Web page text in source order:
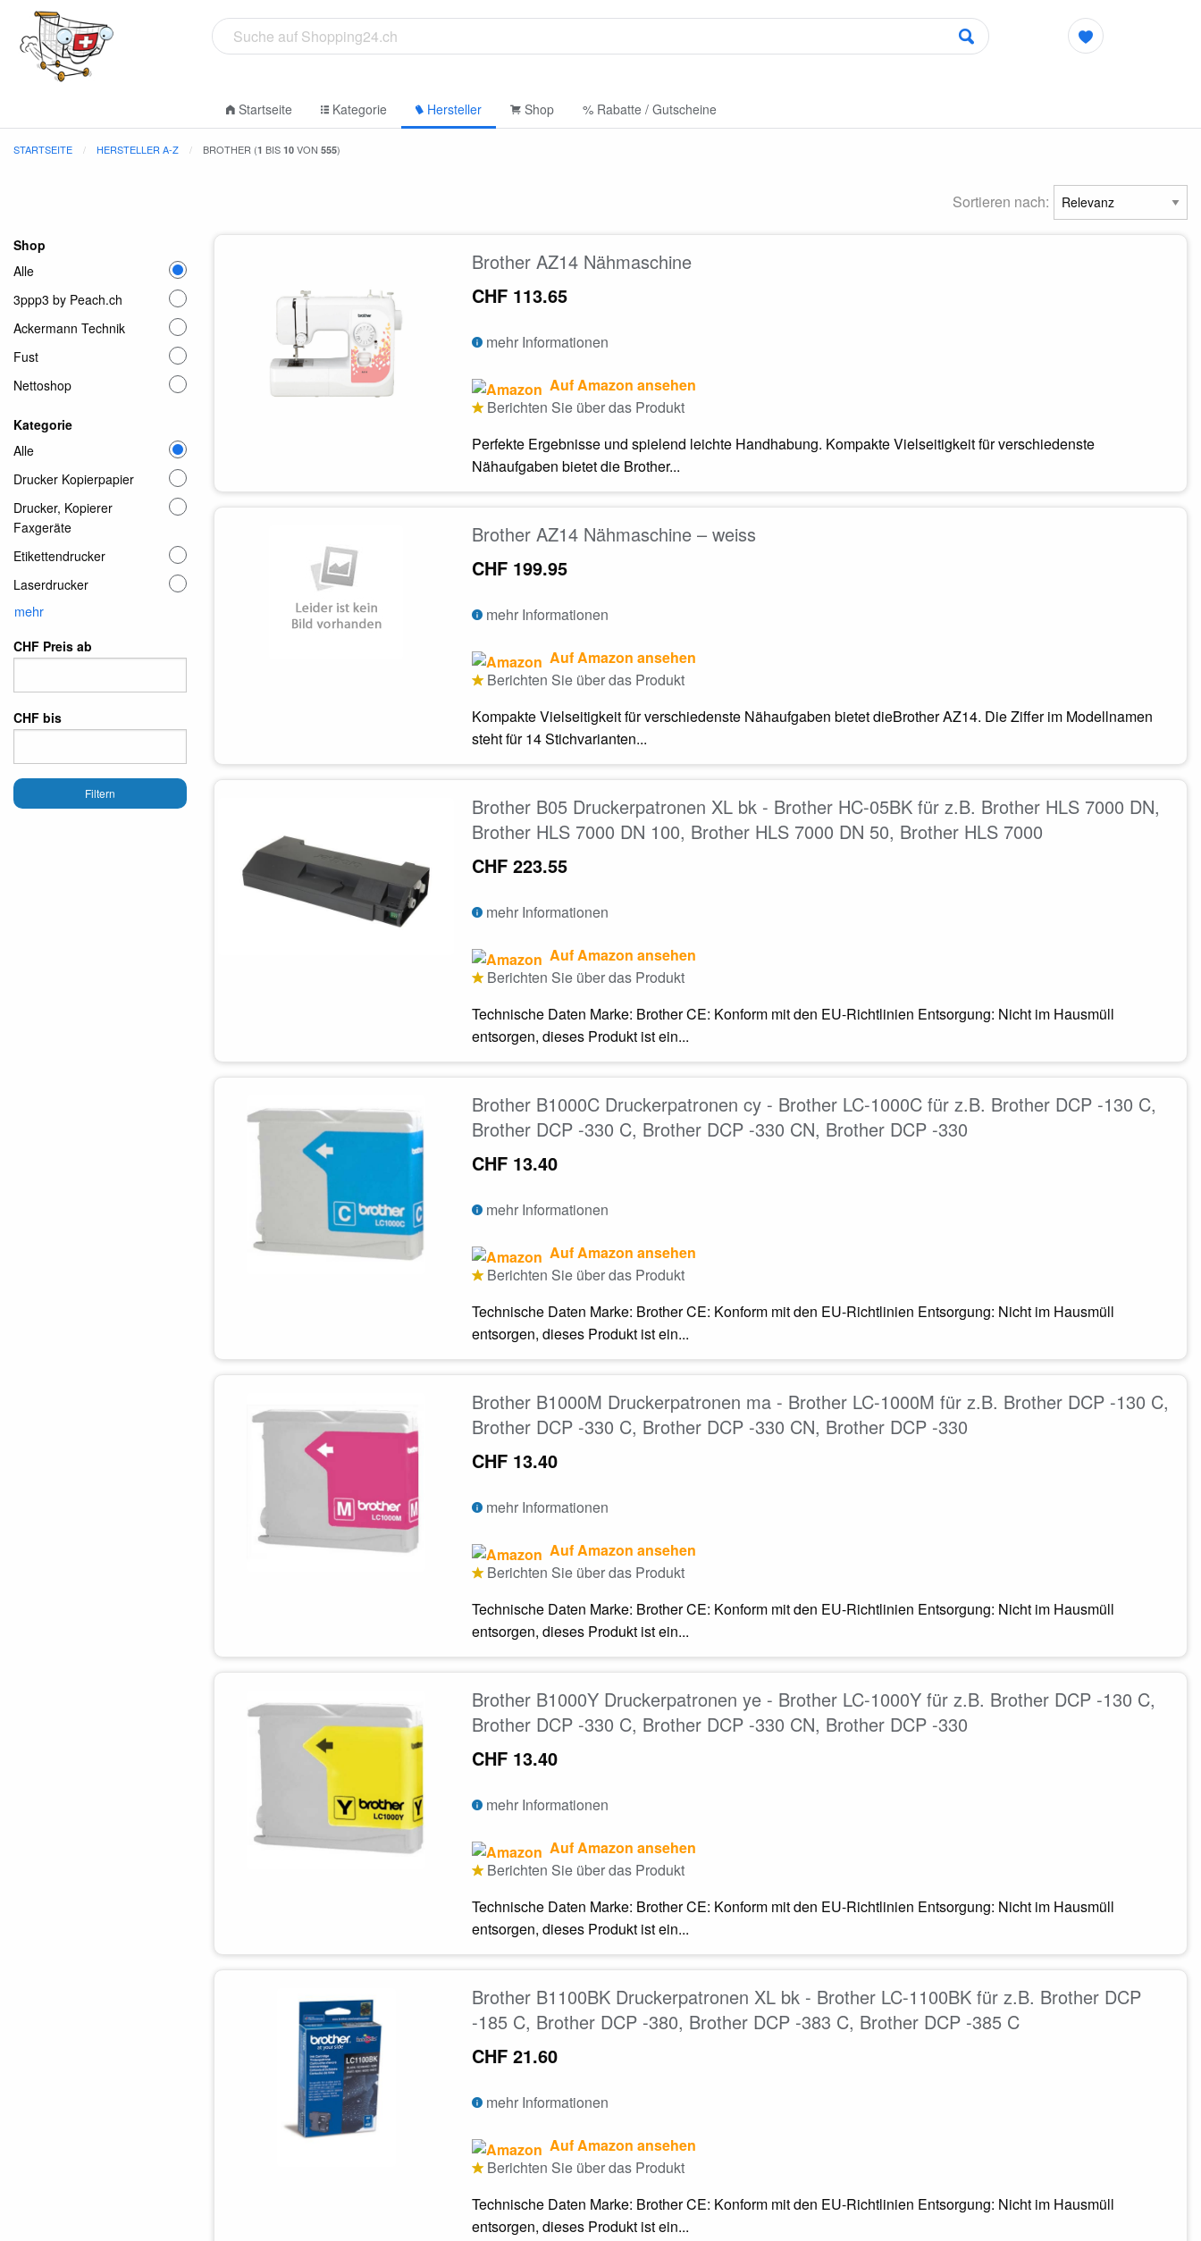
Startseite Kategorie Hersteller Shop % Rabatte / Gutscheine
STARTSEITE HERSTELLER A-Z BROTHER (1 BIS 10 VON 555)
Sortieren nach:
Shop
Alle
3ppp3 by Peach.ch
Ackermann Technik
Fust
Nettoshop
Kategorie
Alle
Drucker Kopierpapier
Drucker, Kopierer
Faxgeräte
Etikettendrucker
Laserdrucker
mehr
CHF Preis ab
CHF bis
Filtern
Brother AZ14 Nähmaschine
CHF 113.65
mehr Informationen
Auf Amazon ansehen
Berichten Sie über das Produkt
Perfekte Ergebnisse und spielend leichte Handhabung. Kompakte Vielseitigkeit für verschiedenste
Nähaufgaben bietet die Brother...
Brother AZ14 Nähmaschine – weiss
CHF 199.95
mehr Informationen
Auf Amazon ansehen
Berichten Sie über das Produkt
Kompakte Vielseitigkeit für verschiedenste Nähaufgaben bietet dieBrother AZ14. Die Ziffer im Modellnamen
steht für 14 Stichvarianten...
Brother B05 Druckerpatronen XL bk - Brother HC-05BK für z.B. Brother HLS 7000 DN,
Brother HLS 7000 DN 100, Brother HLS 7000 DN 50, Brother HLS 7000
CHF 223.55
mehr Informationen
Auf Amazon ansehen
Berichten Sie über das Produkt
Technische Daten Marke: Brother CE: Konform mit den EU-Richtlinien Entsorgung: Nicht im Hausmüll
entsorgen, dieses Produkt ist ein...
Brother B1000C Druckerpatronen cy - Brother LC-1000C für z.B. Brother DCP -130 C,
Brother DCP -330 C, Brother DCP -330 CN, Brother DCP -330
CHF 13.40
mehr Informationen
Auf Amazon ansehen
Berichten Sie über das Produkt
Technische Daten Marke: Brother CE: Konform mit den EU-Richtlinien Entsorgung: Nicht im Hausmüll
entsorgen, dieses Produkt ist ein...
Brother B1000M Druckerpatronen ma - Brother LC-1000M für z.B. Brother DCP -130 C,
Brother DCP -330 C, Brother DCP -330 CN, Brother DCP -330
CHF 13.40
mehr Informationen
Auf Amazon ansehen
Berichten Sie über das Produkt
Technische Daten Marke: Brother CE: Konform mit den EU-Richtlinien Entsorgung: Nicht im Hausmüll
entsorgen, dieses Produkt ist ein...
Brother B1000Y Druckerpatronen ye - Brother LC-1000Y für z.B. Brother DCP -130 C,
Brother DCP -330 C, Brother DCP -330 CN, Brother DCP -330
CHF 13.40
mehr Informationen
Auf Amazon ansehen
Berichten Sie über das Produkt
Technische Daten Marke: Brother CE: Konform mit den EU-Richtlinien Entsorgung: Nicht im Hausmüll
entsorgen, dieses Produkt ist ein...
Brother B1100BK Druckerpatronen XL bk - Brother LC-1100BK für z.B. Brother DCP
-185 C, Brother DCP -380, Brother DCP -383 C, Brother DCP -385 C
CHF 21.60
mehr Informationen
Auf Amazon ansehen
Berichten Sie über das Produkt
Technische Daten Marke: Brother CE: Konform mit den EU-Richtlinien Entsorgung: Nicht im Hausmüll
entsorgen, dieses Produkt ist ein...